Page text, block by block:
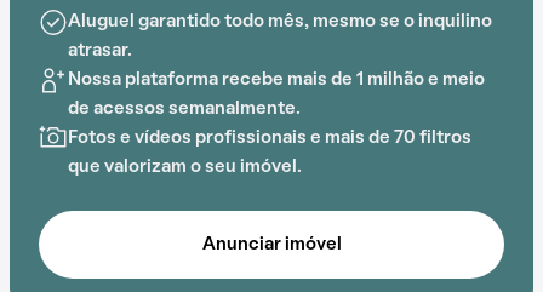
A proximidade com Escola Alegre Mundo, Escola
Brincando e Construindo, Praça Myriam Fraga, Escola
Colmeia, Hospital Teresa de Lisieux e Faculdade
Lusófona Bahia acrescenta praticidade e comodidade
na rotina dos que residem no local.
Aluguel garantido todo mês, mesmo se o inquilino
atrasar.
Nossa plataforma recebe mais de 1 milhão e meio
de acessos semanalmente.
Fotos e vídeos profissionais e mais de 70 filtros
que valorizam o seu imóvel.
Anunciar imóvel